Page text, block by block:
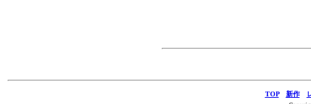
TOP 新作